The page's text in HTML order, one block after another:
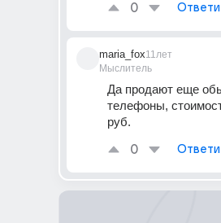
0
maria_fox
Мыслитель
11лет
Да продают еще
телефоны,
руб.
0